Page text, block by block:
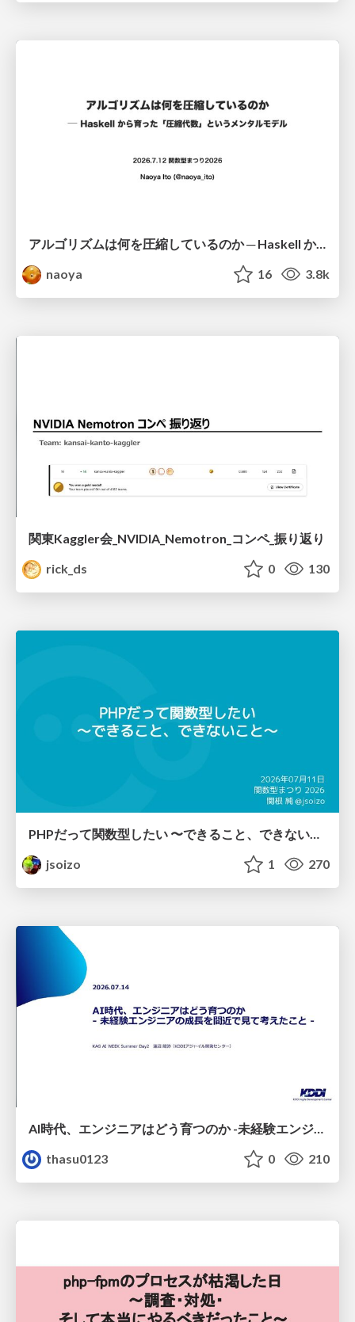
アルゴリズムは何を圧縮しているのか ─ Haskell から育った「圧縮代数」というメンタルモデル
naoya
16 3.8k
関東Kaggler会_NVIDIA_Nemotron_コンペ_振り返り
rick_ds
0 130
jsoizo
1 270
AI時代、エンジニアはどう育つのか -未経験エンジニアの成長を間近で見て考えたこと-
thasu0123
0 210